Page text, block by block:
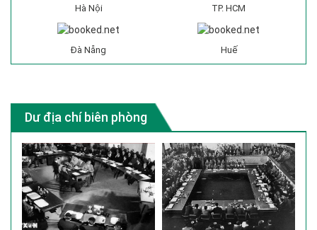
Hà Nội TP. HCM
Đà Nẵng Huế
Dư địa chí biên phòng